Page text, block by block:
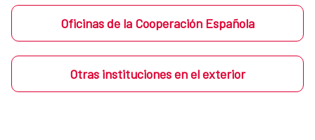
Oficinas de la Cooperación Española
Otras instituciones en el exterior